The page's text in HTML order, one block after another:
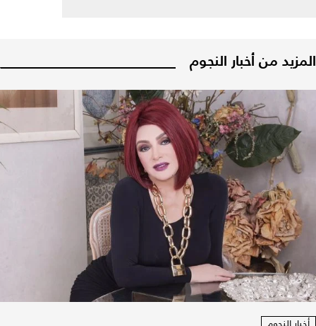
المزيد من أخبار النجوم